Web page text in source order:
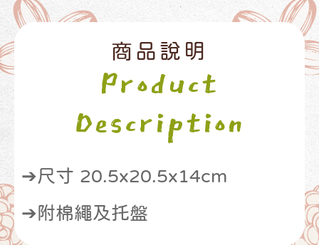
商品說明
Product
Description
➔尺寸 20.5x20.5x14cm
➔附棉繩及托盤